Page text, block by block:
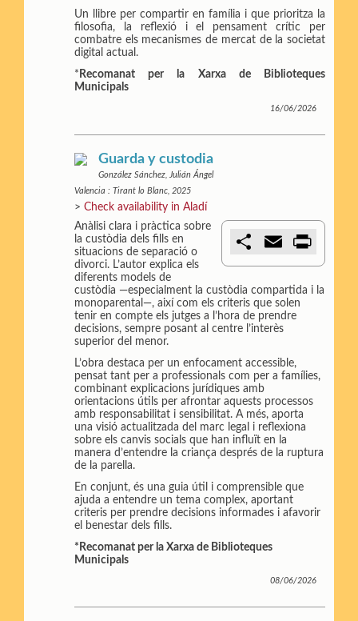
Un llibre per compartir en família i que prioritza la
filosofia, la reflexió i el pensament crític per
combatre els mecanismes de mercat de la societat
digital actual.
* Recomanat per la Xarxa de Biblioteques
Municipals
16/06/2026
Guarda y custodia
González Sánchez, Julián Ángel
Valencia : Tirant lo Blanc, 2025
>Check availability in Aladí
a
r
t
i
m
l
t
Anàlisi clara i pràctica sobre
la custòdia dels fills en
situacions de separació o
divorci. L’autor explica els
diferents models de
custòdia —especialment la custòdia compartida i la
monoparental—, així com els criteris que solen
tenir en compte els jutges a l’hora de prendre
decisions, sempre posant al centre l’interès
superior del menor.
L’obra destaca per un enfocament accessible,
pensat tant per a professionals com per a famílies,
combinant explicacions jurídiques amb
orientacions útils per afrontar aquests processos
amb responsabilitat i sensibilitat. A més, aporta
una visió actualitzada del marc legal i reflexiona
sobre els canvis socials que han influït en la
manera d’entendre la criança després de la ruptura
de la parella.
En conjunt, és una guia útil i comprensible que
ajuda a entendre un tema complex, aportant
criteris per prendre decisions informades i afavorir
el benestar dels fills.
*Recomanat per la Xarxa de Biblioteques
Municipals
08/06/2026